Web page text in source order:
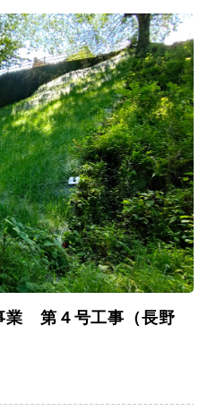
第４号工事（長野